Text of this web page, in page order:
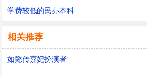
学费较低的民办本科
相关推荐
如懿传嘉妃扮演者